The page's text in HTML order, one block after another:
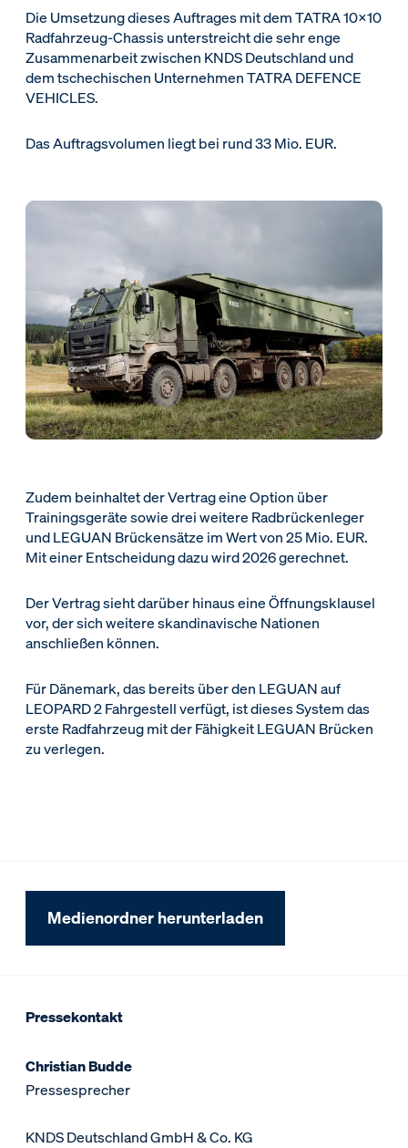
Die Umsetzung dieses Auftrages mit dem TATRA 10x10
Radfahrzeug-Chassis unterstreicht die sehr enge
Zusammenarbeit zwischen KNDS Deutschland und
dem tschechischen Unternehmen TATRA DEFENCE
VEHICLES.
Das Auftragsvolumen liegt bei rund 33 Mio. EUR.
Zudem beinhaltet der Vertrag eine Option über
Trainingsgeräte sowie drei weitere Radbrückenleger
und LEGUAN Brückensätze im Wert von 25 Mio. EUR.
Mit einer Entscheidung dazu wird 2026 gerechnet.
Der Vertrag sieht darüber hinaus eine Öffnungsklausel
vor, der sich weitere skandinavische Nationen
anschließen können.
Für Dänemark, das bereits über den LEGUAN auf
LEOPARD 2 Fahrgestell verfügt, ist dieses System das
erste Radfahrzeug mit der Fähigkeit LEGUAN Brücken
zu verlegen.
Medienordner herunterladen
Pressekontakt
Christian Budde
Pressesprecher
KNDS Deutschland GmbH & Co. KG